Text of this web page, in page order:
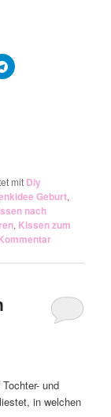
mit Diy
Geburt,
nach
, Kissen zum
und
in welchen